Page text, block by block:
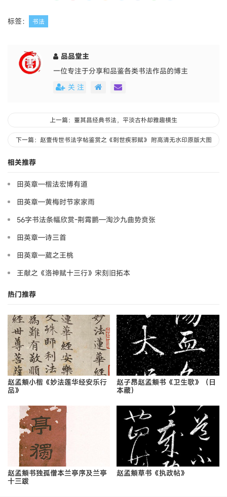
标签： 书法
品品堂主
一位专注于分享和品鉴各类书法作品的博主
关 注
上一篇：董其昌经典书法，平淡古朴却雅趣横生
下一篇：赵壹传世书法字帖鉴赏之《刺世疾邪赋》 附高清无水印原版大图
相关推荐
田英章—楷法宏博有道
田英章—黄梅时节家家雨
56字书法条幅欣赏-荆霄鹏—淘沙九曲势贲张
田英章—诗三首
田英章—葳之王桃
王献之《洛神赋十三行》宋刻旧拓本
热门推荐
赵孟頫小楷《妙法莲华经安乐行
品》
赵子昂赵孟頫书《卫生歌》（日
本藏）
赵孟頫书独孤僧本兰亭序及兰亭
十三跋
赵孟頫草书《执政帖》